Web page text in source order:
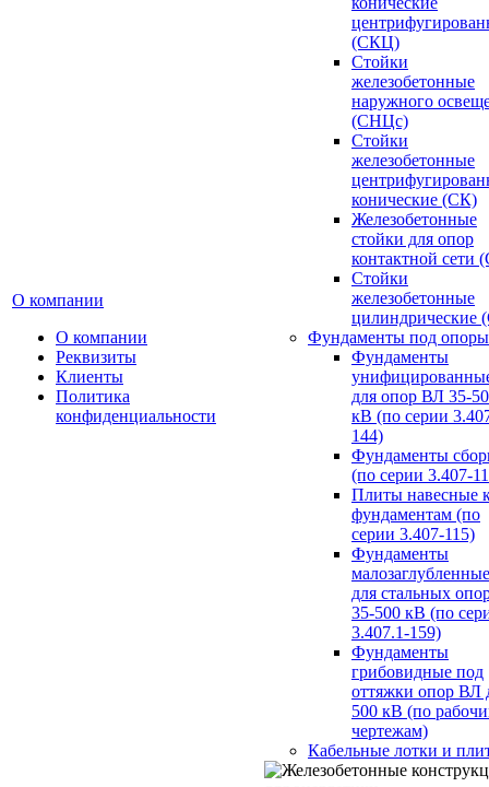
О компании
О компании
Реквизиты
Клиенты
Политика
конфиденциальности
(СКЦ)
Стойки
железобетонные
наружного
(СНЦс)
Стойки
железобетонные
конические (СК)
Железобетонные
стойки для опор
контактной сети
Стойки
железобетонные
цилиндрические
Фундаменты под опоры
Фундаменты
для опор ВЛ 35-
кВ (по серии
144)
Фундаменты
(по серии 3.407-
Плиты навесные
фундаментам (по
серии 3.407-115)
Фундаменты
малозаглубленные
для стальных
35-500 кВ (по
3.407.1-159)
Фундаменты
грибовидные под
оттяжки опор ВЛ
500 кВ (по
чертежам)
Кабельные лотки и